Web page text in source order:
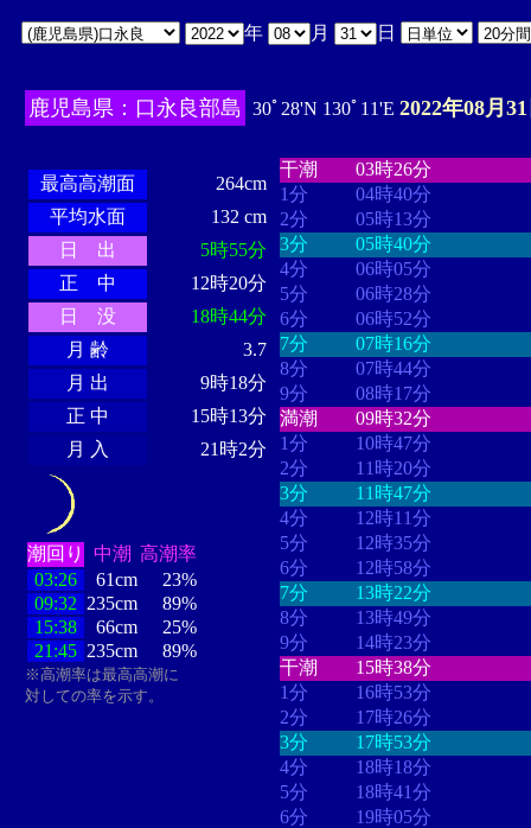
年 月 日
鹿児島県：口永良部島 30ﾟ28'N 130ﾟ11'E 2022年08月
最高高潮面
264cm
平均水面
132 cm
日 出
5時55分
正 中
12時20分
日 没
18時44分
月 齢
3.7
月 出
9時18分
正 中
15時13分
月 入
21時2分
潮回り 中潮 高潮率
03:26
61cm
23%
09:32 235cm
89%
15:38
66cm
25%
21:45 235cm 89%
※高潮率は最高高潮に
対しての率を示す。
干潮
03時26分
1分
04時40分
2分
05時13分
3分
05時40分
4分
06時05分
5分
06時28分
6分
06時52分
7分
07時16分
8分
07時44分
9分
08時17分
満潮
09時32分
1分
10時47分
2分
11時20分
3分
11時47分
4分
12時11分
5分
12時35分
6分
12時58分
7分
13時22分
8分
13時49分
9分
14時23分
干潮
15時38分
1分
16時53分
2分
17時26分
3分
17時53分
4分
18時18分
5分
18時41分
6分
19時05分